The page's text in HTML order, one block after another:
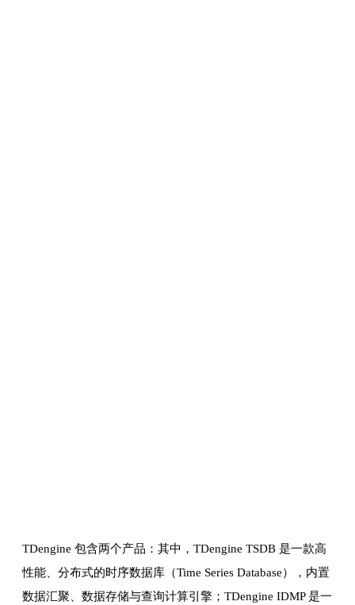
TDengine 包含两个产品：其中，TDengine TSDB 是一款高
性能、分布式的时序数据库（Time Series Database），内置
数据汇聚、数据存储与查询计算引擎；TDengine IDMP 是一